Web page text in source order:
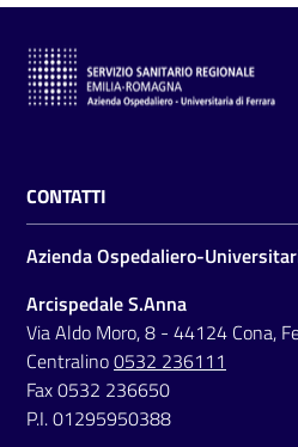
a
z
i
e
t
r
s
p
a
r
e
CONTATTI
Azienda Ospedaliero-
Arcispedale S.Anna
Via Aldo Moro, 8 - 44124 Cona,
Centralino0532 236111
Fax 0532 236650
P.I. 01295950388